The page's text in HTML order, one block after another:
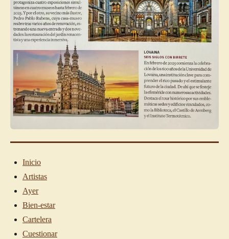
Inicio
Artistas
Ayer
Bien-estar
Cartelera
Cuestionar